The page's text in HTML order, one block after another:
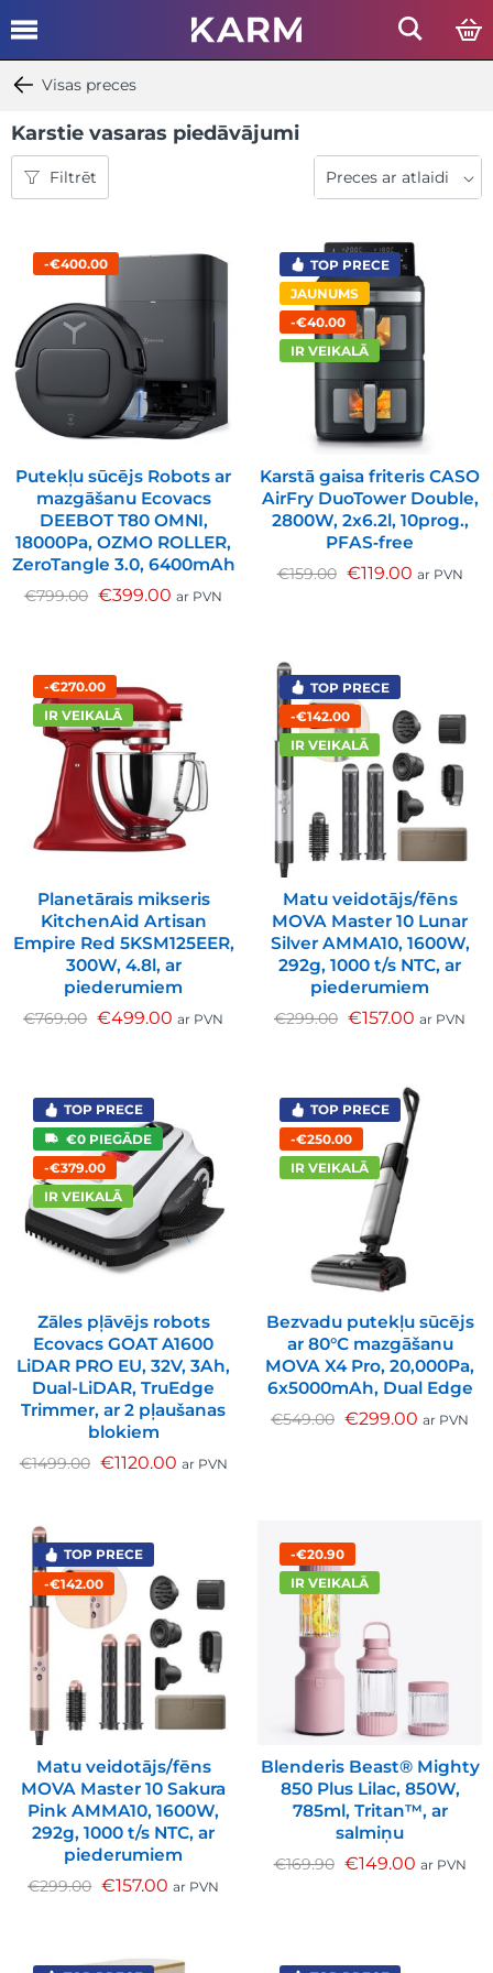
Visas preces
Karstie vasaras piedāvājumi
Filtrēt
-€400.00
Putekļu sūcējs Robots ar
mazgāšanu Ecovacs
DEEBOT T80 OMNI,
18000Pa, OZMO ROLLER,
ZeroTangle 3.0, 6400mAh
€799.00 €399.00 ar PVN
TOP PRECE
JAUNUMS
-€40.00
IR VEIKALĀ
Karstā gaisa friteris CASO
AirFry DuoTower Double,
2800W, 2x6.2l, 10prog.,
PFAS‐free
€159.00 €119.00 ar PVN
-€270.00
IR VEIKALĀ
Planetārais mikseris
KitchenAid Artisan
Empire Red 5KSM125EER,
300W, 4.8l, ar
piederumiem
€769.00 €499.00 ar PVN
TOP PRECE
-€142.00
IR VEIKALĀ
Matu veidotājs/fēns
MOVA Master 10 Lunar
Silver AMMA10, 1600W,
292g, 1000 t/s NTC, ar
piederumiem
€299.00 €157.00 ar PVN
TOP PRECE
€0 PIEGĀDE
-€379.00
IR VEIKALĀ
Zāles pļāvējs robots
Ecovacs GOAT A1600
LiDAR PRO EU, 32V, 3Ah,
Dual-LiDAR, TruEdge
Trimmer, ar 2 pļaušanas
blokiem
€1499.00 €1120.00 ar PVN
TOP PRECE
-€250.00
IR VEIKALĀ
Bezvadu putekļu sūcējs
ar 80°C mazgāšanu
MOVA X4 Pro, 20,000Pa,
6x5000mAh, Dual Edge
€549.00 €299.00 ar PVN
TOP PRECE
-€142.00
Matu veidotājs/fēns
MOVA Master 10 Sakura
Pink AMMA10, 1600W,
292g, 1000 t/s NTC, ar
piederumiem
€299.00 €157.00 ar PVN
-€20.90
IR VEIKALĀ
Blenderis Beast® Mighty
850 Plus Lilac, 850W,
785ml, Tritan™, ar
salmiņu
€169.90 €149.00 ar PVN